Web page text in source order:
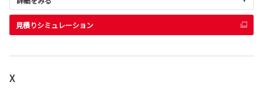
見積りシミュレーション
X